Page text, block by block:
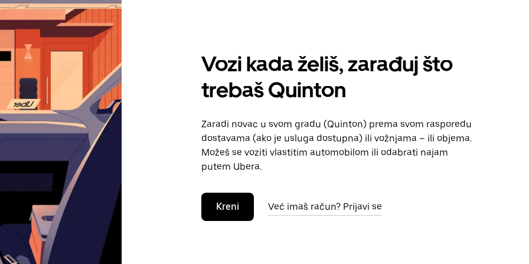
Vozi kada želiš, zarađuj što
trebaš Quinton
Zaradi novac u svom gradu (Quinton) prema svom rasporedu
dostavama (ako je usluga dostupna) ili vožnjama – ili objema.
Možeš se voziti vlastitim automobilom ili odabrati najam
putem Ubera.
Kreni Već imaš račun? Prijavi se